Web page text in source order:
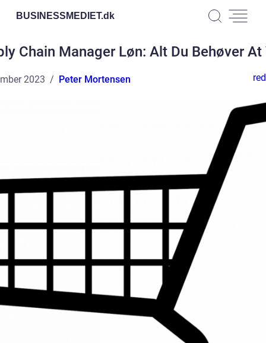
BUSINESSMEDIET.dk
Chain Manager Løn: Alt Du Behøver At
2023 Peter Mortensen